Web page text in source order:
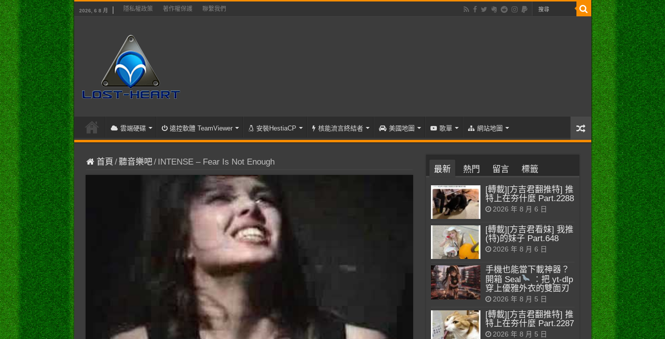
2026, 6 8 月 隱私權政策 著作權保護 聯繫我們
雲端硬碟 遠控軟體 TeamViewer 安裝HestiaCP 核能流言終結者 美國地圖 歌單 網站地圖
首頁 /聽音樂吧/ INTENSE – Fear Is Not Enough
最新 熱門 留言 標籤
[轉載][方吉君翻推特] 推
特上在夯什麼 Part.2288
2026 年 8 月 6 日
[轉載][方吉君看妹] 我推
(特)的妹子 Part.648
2026 年 8 月 6 日
手機也能當下載神器？
開箱 Seal
：把 yt-dlp
穿上優雅外衣的雙面刃
2026 年 8 月 5 日
[轉載][方吉君翻推特] 推
特上在夯什麼 Part.2287
2026 年 8 月 5 日